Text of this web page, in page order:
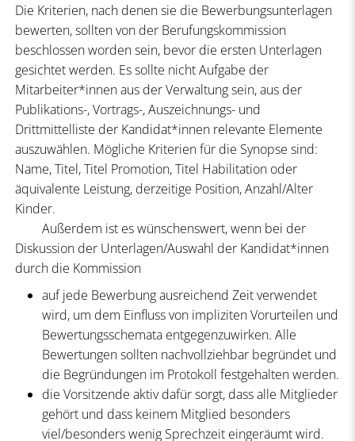
Die Kriterien, nach denen sie die Bewerbungsunterlagen
bewerten, sollten von der Berufungskommission
beschlossen worden sein, bevor die ersten Unterlagen
gesichtet werden. Es sollte nicht Aufgabe der
Mitarbeiter*innen aus der Verwaltung sein, aus der
Publikations-, Vortrags-, Auszeichnungs- und
Drittmittelliste der Kandidat*innen relevante Elemente
auszuwählen. Mögliche Kriterien für die Synopse sind:
Name, Titel, Titel Promotion, Titel Habilitation oder
äquivalente Leistung, derzeitige Position, Anzahl/Alter
Kinder.
Außerdem ist es wünschenswert, wenn bei der
Diskussion der Unterlagen/Auswahl der Kandidat*innen
durch die Kommission
auf jede Bewerbung ausreichend Zeit verwendet
wird, um dem Einfluss von impliziten Vorurteilen und
Bewertungsschemata entgegenzuwirken. Alle
Bewertungen sollten nachvollziehbar begründet und
die Begründungen im Protokoll festgehalten werden.
die Vorsitzende aktiv dafür sorgt, dass alle Mitglieder
gehört und dass keinem Mitglied besonders
viel/besonders wenig Sprechzeit eingeräumt wird.